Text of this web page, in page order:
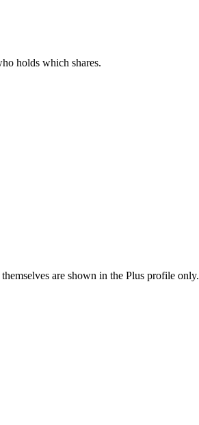
holds which shares.
are shown in the Plus profile only.